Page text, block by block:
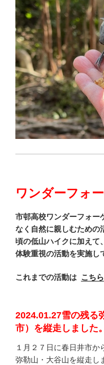
ワンダーフォ
市邨高校ワンダーフォー
なく自然に親しむための
頃の低山ハイクに加えて
体験重視の活動を実施し
これまでの活動は こちら
2024.01.27雪の残る
市）を縦走しました。
１月２７日に春日井市か
弥勒山・大谷山を縦走